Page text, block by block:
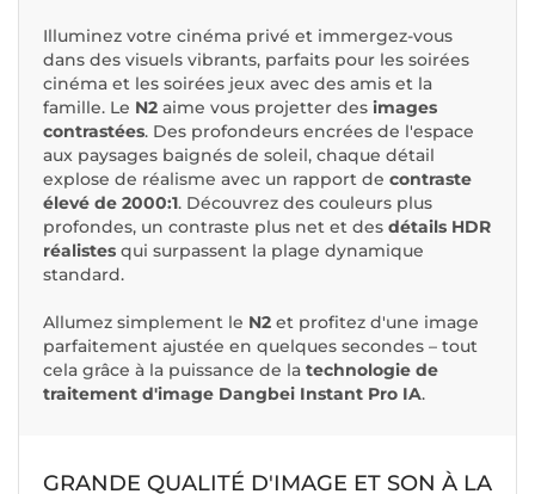
Illuminez votre cinéma privé et immergez-vous
dans des visuels vibrants, parfaits pour les soirées
cinéma et les soirées jeux avec des amis et la
famille. Le N2 aime vous projetter des images
contrastées. Des profondeurs encrées de l'espace
aux paysages baignés de soleil, chaque détail
explose de réalisme avec un rapport de contraste
élevé de 2000:1. Découvrez des couleurs plus
profondes, un contraste plus net et des détails HDR
réalistes qui surpassent la plage dynamique
standard.
Allumez simplement le N2 et profitez d'une image
parfaitement ajustée en quelques secondes – tout
cela grâce à la puissance de la technologie de
traitement d'image Dangbei Instant Pro IA.
GRANDE QUALITÉ D'IMAGE ET SON À LA